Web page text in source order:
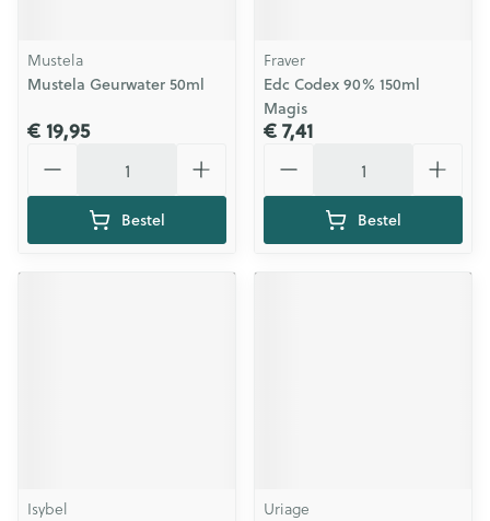
Mustela
Mustela Geurwater 50ml
€ 19,95
Bestel
Fraver
Edc Codex 90% 150ml
Magis
€ 7,41
Bestel
Isybel Uriage